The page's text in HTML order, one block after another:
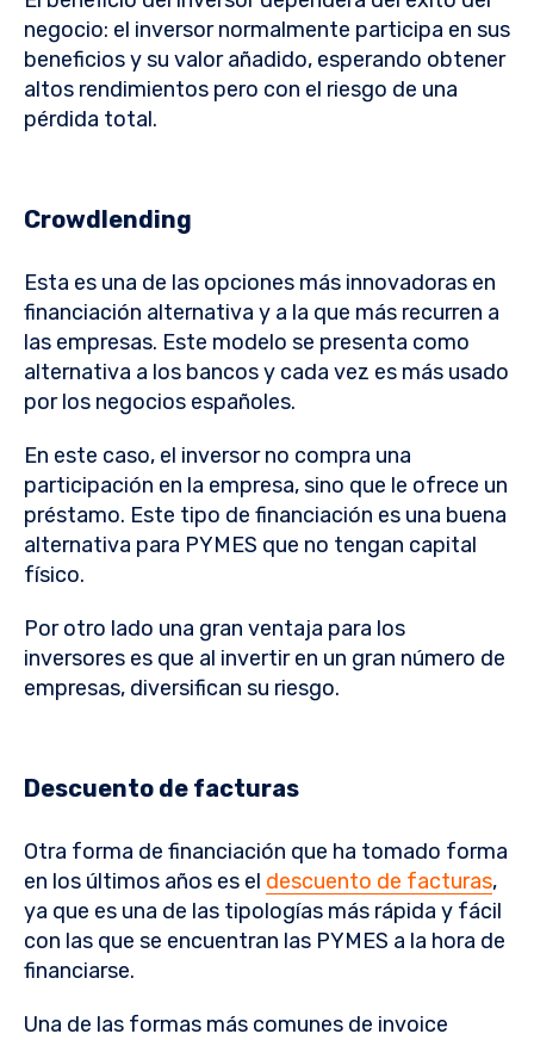
negocio: el inversor normalmente participa en sus
beneficios y su valor añadido, esperando obtener
altos rendimientos pero con el riesgo de una
pérdida total.
Crowdlending
Esta es una de las opciones más innovadoras en
financiación alternativa y a la que más recurren a
las empresas. Este modelo se presenta como
alternativa a los bancos y cada vez es más usado
por los negocios españoles.
En este caso, el inversor no compra una
participación en la empresa, sino que le ofrece un
préstamo. Este tipo de financiación es una buena
alternativa para PYMES que no tengan capital
físico.
Por otro lado una gran ventaja para los
inversores es que al invertir en un gran número de
empresas, diversifican su riesgo.
Descuento de facturas
Otra forma de financiación que ha tomado forma
en los últimos años es el descuento de facturas,
ya que es una de las tipologías más rápida y fácil
con las que se encuentran las PYMES a la hora de
financiarse.
Una de las formas más comunes de invoice